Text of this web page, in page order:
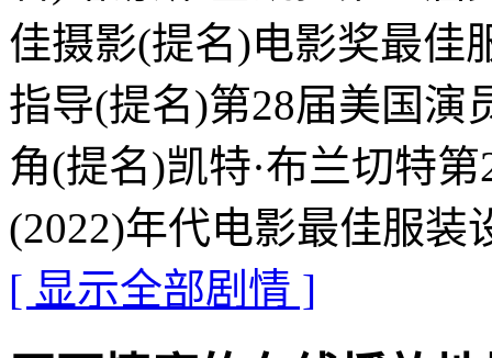
佳摄影(提名)电影奖最佳
指导(提名)第28届美国演
角(提名)凯特·布兰切特
(2022)年代电影最佳服装
[ 显示全部剧情 ]